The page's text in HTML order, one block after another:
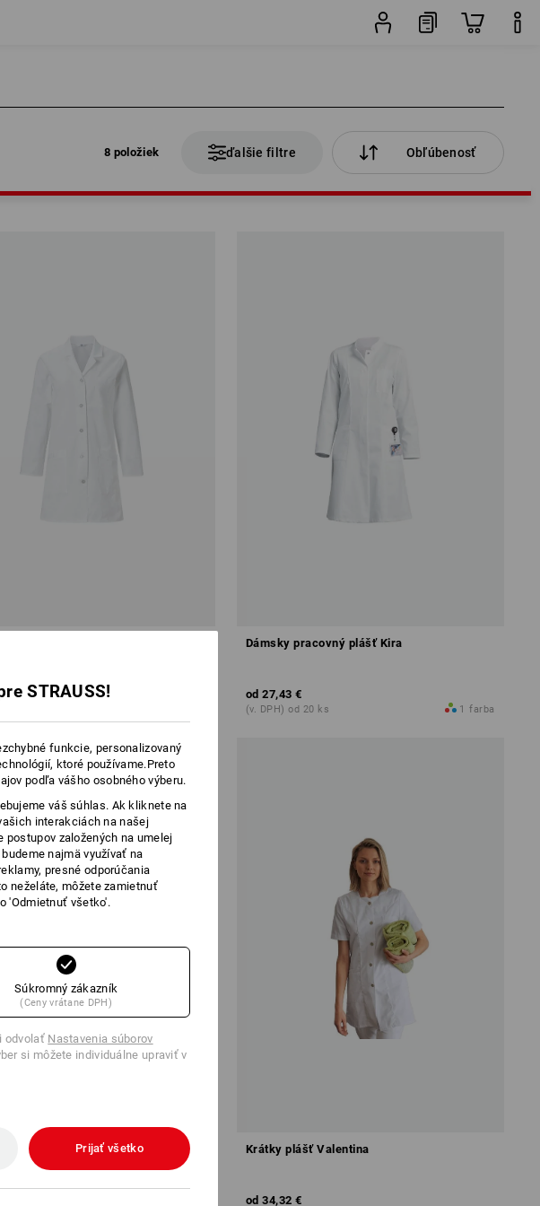
8 položiek ďalšie filtre Obľúbenosť
€
Dámsky pracovný plášť Kira
od 27,43 €
(v. DPH) od 20 ks 1 farba
plášť Sophie Krátky plášť Valentina
od 34,32 €
STRAUSS!
funkcie, personalizovaný
ktoré používame.Preto
podľa vášho osobného výberu.
váš súhlas. Ak kliknete na
interakciách na našej
založených na umelej
najmä využívať na
presné odporúčania
neželáte, môžete zamietnuť
'Odmietnuť všetko'.
Súkromný zákazník
(Ceny vrátane DPH)
odvolať Nastavenia súborov
si môžete individuálne upraviť v
Prijať všetko